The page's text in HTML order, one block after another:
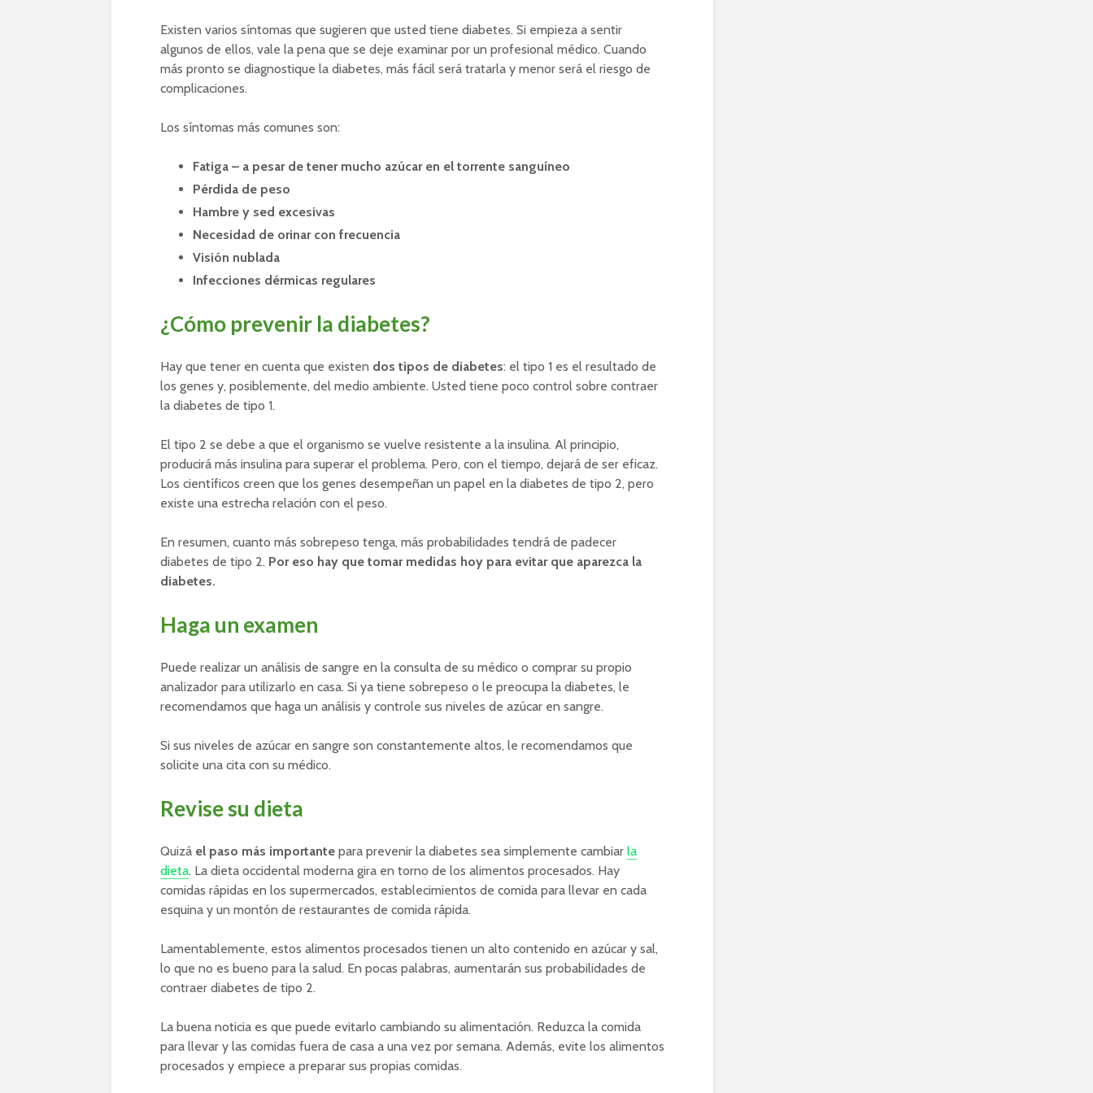
Existen varios síntomas que sugieren que usted tiene diabetes. Si empieza a sentir
algunos de ellos, vale la pena que se deje examinar por un profesional médico. Cuando
más pronto se diagnostique la diabetes, más fácil será tratarla y menor será el riesgo de
complicaciones.
Los síntomas más comunes son:
Fatiga – a pesar de tener mucho azúcar en el torrente sanguíneo
Pérdida de peso
Hambre y sed excesivas
Necesidad de orinar con frecuencia
Visión nublada
Infecciones dérmicas regulares
¿Cómo prevenir la diabetes?
Hay que tener en cuenta que existen dos tipos de diabetes: el tipo 1 es el resultado de
los genes y, posiblemente, del medio ambiente. Usted tiene poco control sobre contraer
la diabetes de tipo 1.
El tipo 2 se debe a que el organismo se vuelve resistente a la insulina. Al principio,
producirá más insulina para superar el problema. Pero, con el tiempo, dejará de ser eficaz.
Los científicos creen que los genes desempeñan un papel en la diabetes de tipo 2, pero
existe una estrecha relación con el peso.
En resumen, cuanto más sobrepeso tenga, más probabilidades tendrá de padecer
diabetes de tipo 2. Por eso hay que tomar medidas hoy para evitar que aparezca la
diabetes.
Haga un examen
Puede realizar un análisis de sangre en la consulta de su médico o comprar su propio
analizador para utilizarlo en casa. Si ya tiene sobrepeso o le preocupa la diabetes, le
recomendamos que haga un análisis y controle sus niveles de azúcar en sangre.
Si sus niveles de azúcar en sangre son constantemente altos, le recomendamos que
solicite una cita con su médico.
Revise su dieta
Quizá el paso más importante para prevenir la diabetes sea simplemente cambiar la
dieta. La dieta occidental moderna gira en torno de los alimentos procesados. Hay
comidas rápidas en los supermercados, establecimientos de comida para llevar en cada
esquina y un montón de restaurantes de comida rápida.
Lamentablemente, estos alimentos procesados tienen un alto contenido en azúcar y sal,
lo que no es bueno para la salud. En pocas palabras, aumentarán sus probabilidades de
contraer diabetes de tipo 2.
La buena noticia es que puede evitarlo cambiando su alimentación. Reduzca la comida
para llevar y las comidas fuera de casa a una vez por semana. Además, evite los alimentos
procesados y empiece a preparar sus propias comidas.